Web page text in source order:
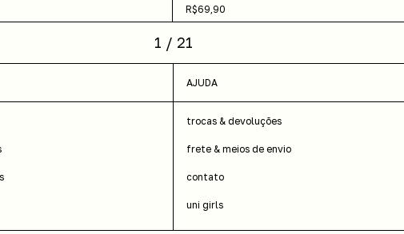
R$69,90
1 / 21
AJUDA
trocas & devoluções
frete & meios de envio
contato
uni girls